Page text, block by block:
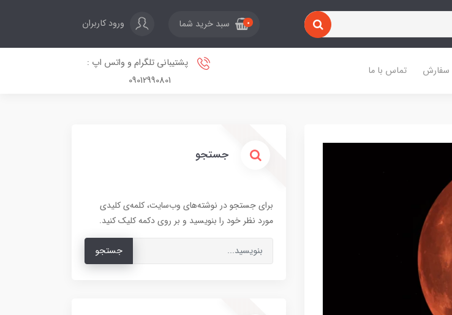
0 سبد خرید شما ورود کاربران
سفارش تماس با ما
پشتیبانی تلگرام و واتس اپ :
09012990801
جستجو
برای جستجو در نوشته‌های وب‌سایت، کلمه‌ی کلیدی
مورد نظر خود را بنویسید و بر روی دکمه کلیک کنید.
جستجو